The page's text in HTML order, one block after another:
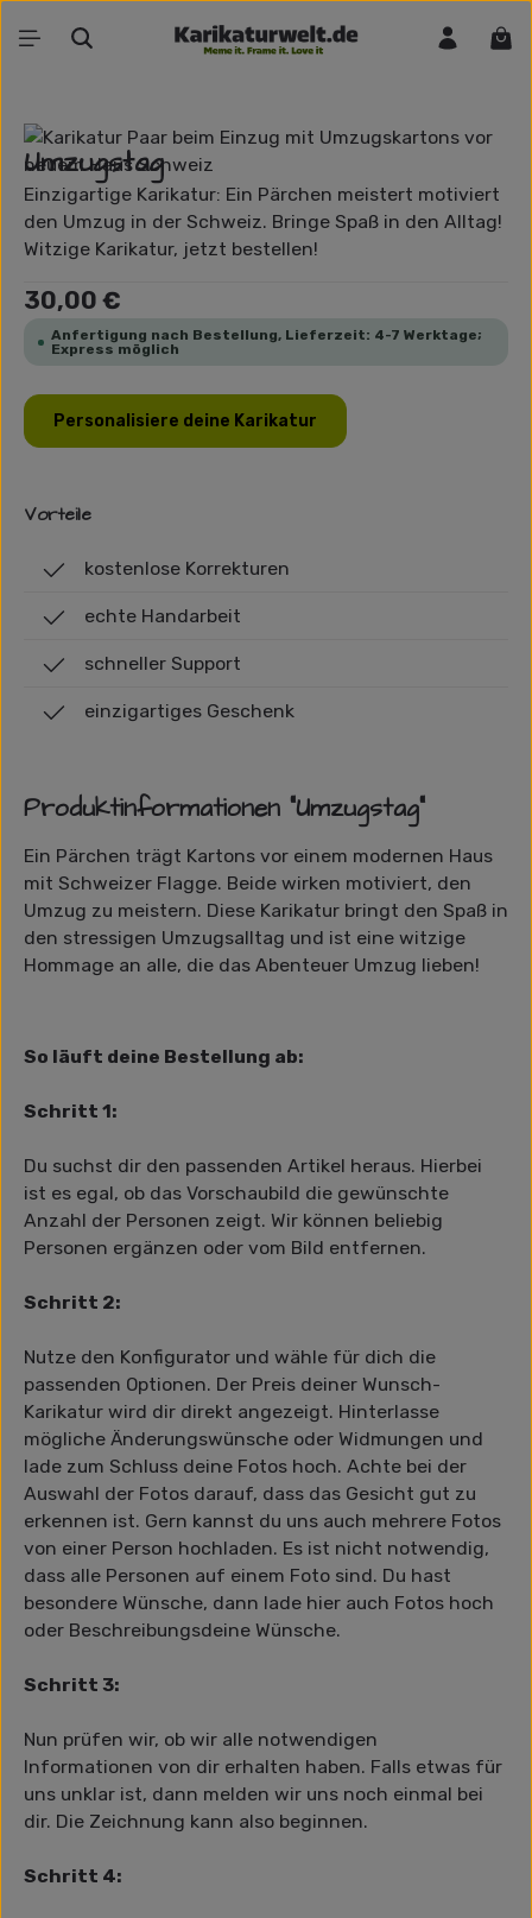
Zum Hauptinhalt springen
Bildergalerie überspringen
Umzugstag
Einzigartige Karikatur: Ein Pärchen meistert motiviert
den Umzug in der Schweiz. Bringe Spaß in den Alltag!
Witzige Karikatur, jetzt bestellen!
Regulärer Preis:
30,00 €
Anfertigung nach Bestellung, Lieferzeit: 4-7 Werktage;
Express möglich
Personalisiere deine Karikatur
Vorteile
kostenlose Korrekturen
echte Handarbeit
schneller Support
einzigartiges Geschenk
Produktinformationen "Umzugstag"
Ein Pärchen trägt Kartons vor einem modernen Haus
mit Schweizer Flagge. Beide wirken motiviert, den
Umzug zu meistern. Diese Karikatur bringt den Spaß in
den stressigen Umzugsalltag und ist eine witzige
Hommage an alle, die das Abenteuer Umzug lieben!
So läuft deine Bestellung ab:
Schritt 1:
Du suchst dir den passenden Artikel heraus. Hierbei
ist es egal, ob das Vorschaubild die gewünschte
Anzahl der Personen zeigt. Wir können beliebig
Personen ergänzen oder vom Bild entfernen.
Schritt 2:
Nutze den Konfigurator und wähle für dich die
passenden Optionen. Der Preis deiner Wunsch-
Karikatur wird dir direkt angezeigt. Hinterlasse
mögliche Änderungswünsche oder Widmungen und
lade zum Schluss deine Fotos hoch. Achte bei der
Auswahl der Fotos darauf, dass das Gesicht gut zu
erkennen ist. Gern kannst du uns auch mehrere Fotos
von einer Person hochladen. Es ist nicht notwendig,
dass alle Personen auf einem Foto sind. Du hast
besondere Wünsche, dann lade hier auch Fotos hoch
oder Beschreibungsdeine Wünsche.
Schritt 3:
Nun prüfen wir, ob wir alle notwendigen
Informationen von dir erhalten haben. Falls etwas für
uns unklar ist, dann melden wir uns noch einmal bei
dir. Die Zeichnung kann also beginnen.
Schritt 4: